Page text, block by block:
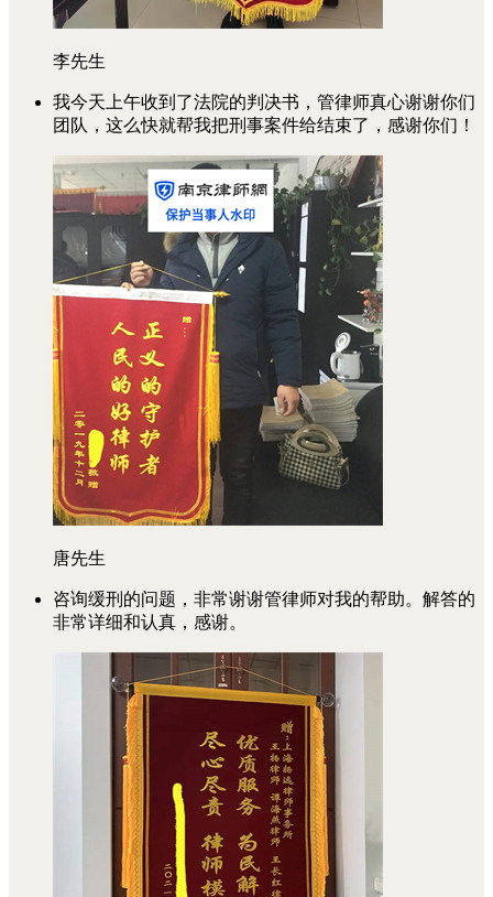
李先生
我今天上午收到了法院的判决书，管律师真心谢谢你们
团队，这么快就帮我把刑事案件给结束了，感谢你们！
唐先生
咨询缓刑的问题，非常谢谢管律师对我的帮助。解答的
非常详细和认真，感谢。